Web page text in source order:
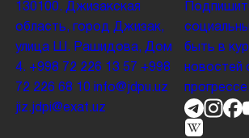
130100. Джизакская
область, город Джизак,
улица Ш. Рашидова, Дом
4. +998 72 226 13 57 +998
72 226 68 10
info@jdpu.uz
jiz.jdpi@exat.uz
быть в
новостей
прогрессе.